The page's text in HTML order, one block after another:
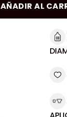
AÑADIR AL